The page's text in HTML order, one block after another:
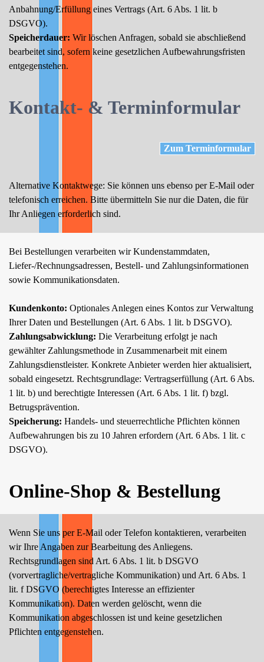
Anbahnung/Erfüllung eines Vertrags (Art. 6 Abs. 1 lit. b
DSGVO).
Speicherdauer: Wir löschen Anfragen, sobald sie abschließend
bearbeitet sind, sofern keine gesetzlichen Aufbewahrungsfristen
entgegenstehen.
Kontakt- & Terminformular
Zum Terminformular
Alternative Kontaktwege: Sie können uns ebenso per E-Mail oder
telefonisch erreichen. Bitte übermitteln Sie nur die Daten, die für
Ihr Anliegen erforderlich sind.
Bei Bestellungen verarbeiten wir Kundenstammdaten,
Liefer-/Rechnungsadressen, Bestell- und Zahlungsinformationen
sowie Kommunikationsdaten.
Kundenkonto: Optionales Anlegen eines Kontos zur Verwaltung
Ihrer Daten und Bestellungen (Art. 6 Abs. 1 lit. b DSGVO).
Zahlungsabwicklung: Die Verarbeitung erfolgt je nach
gewählter Zahlungsmethode in Zusammenarbeit mit einem
Zahlungsdienstleister. Konkrete Anbieter werden hier aktualisiert,
sobald eingesetzt. Rechtsgrundlage: Vertragserfüllung (Art. 6 Abs.
1 lit. b) und berechtigte Interessen (Art. 6 Abs. 1 lit. f) bzgl.
Betrugsprävention.
Speicherung: Handels- und steuerrechtliche Pflichten können
Aufbewahrungen bis zu 10 Jahren erfordern (Art. 6 Abs. 1 lit. c
DSGVO).
Online-Shop & Bestellung
Wenn Sie uns per E-Mail oder Telefon kontaktieren, verarbeiten
wir Ihre Angaben zur Bearbeitung des Anliegens.
Rechtsgrundlagen sind Art. 6 Abs. 1 lit. b DSGVO
(vorvertragliche/vertragliche Kommunikation) und Art. 6 Abs. 1
lit. f DSGVO (berechtigtes Interesse an effizienter
Kommunikation). Daten werden gelöscht, wenn die
Kommunikation abgeschlossen ist und keine gesetzlichen
Pflichten entgegenstehen.